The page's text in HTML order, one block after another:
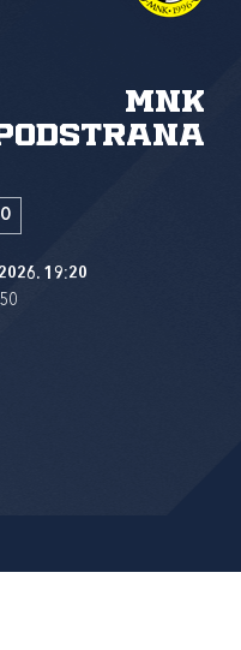
MNK
19:20